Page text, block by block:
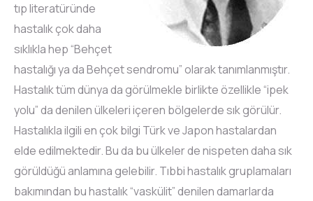
tıp literatüründe
hastalık çok daha
sıklıkla hep “Behçet
hastalığı ya da Behçet sendromu” olarak tanımlanmıştır.
Hastalık tüm dünya da görülmekle birlikte özellikle “ipek
yolu” da denilen ülkeleri içeren bölgelerde sık görülür.
Hastalıkla ilgili en çok bilgi Türk ve Japon hastalardan
elde edilmektedir. Bu da bu ülkeler de nispeten daha sık
görüldüğü anlamına gelebilir. Tıbbi hastalık gruplamaları
bakımından bu hastalık “vaskülit” denilen damarlarda